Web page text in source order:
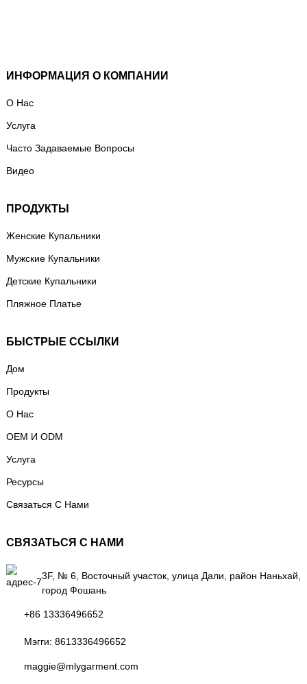
ИНФОРМАЦИЯ О КОМПАНИИ
О Нас
Услуга
Часто Задаваемые Вопросы
Видео
ПРОДУКТЫ
Женские Купальники
Мужские Купальники
Детские Купальники
Пляжное Платье
БЫСТРЫЕ ССЫЛКИ
Дом
Продукты
О Нас
OEM И ODM
Услуга
Ресурсы
Связаться С Нами
СВЯЗАТЬСЯ С НАМИ
3F, № 6, Восточный участок, улица Дали, район Наньхай,
город Фошань
+86 13336496652
Мэгги: 8613336496652
maggie@mlygarment.com